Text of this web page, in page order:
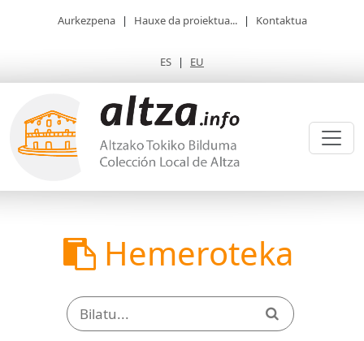
Aurkezpena | Hauxe da proiektua... | Kontaktua
ES | EU
Hemeroteka